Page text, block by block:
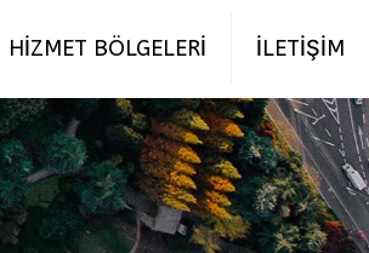
HİZMET BÖLGELERİ İLETİŞİM